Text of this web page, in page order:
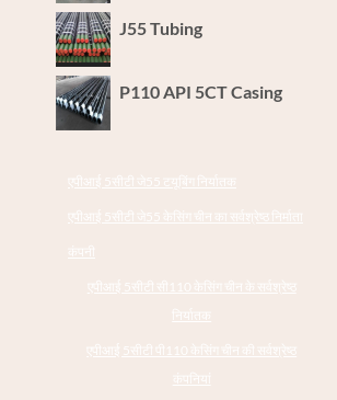
J55 Tubing
P110 API 5CT Casing
एपीआई 5सीटी जे55 टयूबिंग निर्यातक
एपीआई 5सीटी जे55 केसिंग चीन का सर्वश्रेष्ठ निर्माता
कंपनी
एपीआई 5सीटी सी110 केसिंग चीन के सर्वश्रेष्ठ
निर्यातक
एपीआई 5सीटी पी110 केसिंग चीन की सर्वश्रेष्ठ
कंपनियां